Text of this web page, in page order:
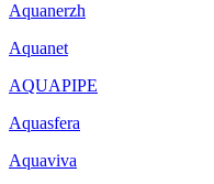
Aquanerzh
Aquanet
AQUAPIPE
Aquasfera
Aquaviva